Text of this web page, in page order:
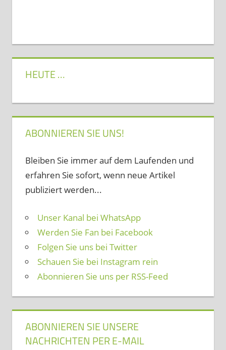
HEUTE …
ABONNIEREN SIE UNS!
Bleiben Sie immer auf dem Laufenden und
erfahren Sie sofort, wenn neue Artikel
publiziert werden...
Unser Kanal bei WhatsApp
Werden Sie Fan bei Facebook
Folgen Sie uns bei Twitter
Schauen Sie bei Instagram rein
Abonnieren Sie uns per RSS-Feed
ABONNIEREN SIE UNSERE
NACHRICHTEN PER E-MAIL